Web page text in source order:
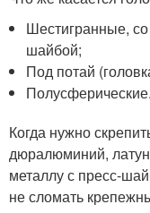
Шестигранные,
шайбой;
Под потай
Полусферические.
Когда нужно
дюралюминий,
металлу с пресс-
не сломать